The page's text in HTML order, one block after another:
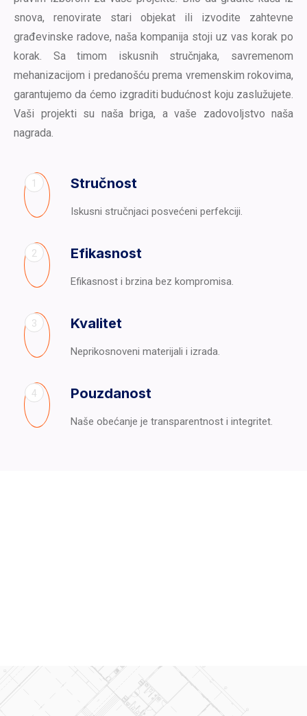
snova, renovirate stari objekat ili izvodite zahtevne
građevinske radove, naša kompanija stoji uz vas korak po
korak. Sa timom iskusnih stručnjaka, savremenom
mehanizacijom i predanošću prema vremenskim rokovima,
garantujemo da ćemo izgraditi budućnost koju zaslužujete.
Vaši projekti su naša briga, a vaše zadovoljstvo naša
nagrada.
1 Stručnost
Iskusni stručnjaci posvećeni perfekciji.
2 Efikasnost
Efikasnost i brzina bez kompromisa.
3 Kvalitet
Neprikosnoveni materijali i izrada.
4 Pouzdanost
Naše obećanje je transparentnost i integritet.